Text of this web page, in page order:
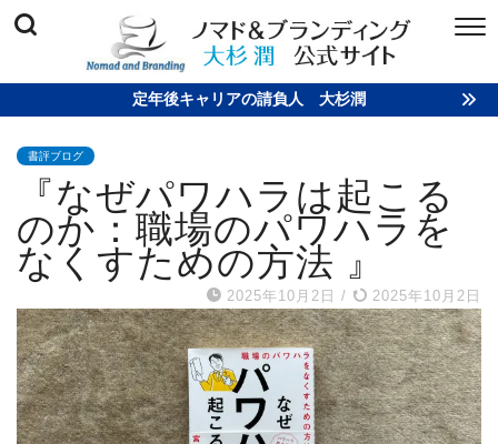
定年後キャリアの請負人 大杉潤
書評ブログ
『なぜパワハラは起こる
のか：職場のパワハラを
なくすための方法 』
2025年10月2日 / 2025年10月2日